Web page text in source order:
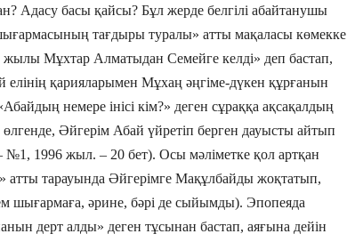
Адасу басы қайсы? Бұл жерде белгілі абайтанушы
тағдыры туралы» атты мақаласы көмекке
Мұхтар Алматыдан Семейге келді» деп бастап,
қарияларымен Мұхаң әңгіме-дүкен құрғанын
немере інісі кім?» деген сұраққа ақсақалдың
өлгенде, Әйгерім Абай үйретіп берген дауысты айтып
№1, 1996 жыл. – 20 бет). Осы мәліметке қол артқан
тарауында Әйгерімге Мақұлбайды жоқтатып,
шығармаға, әрине, бәрі де сыйымды). Эпопеяда
дерт алды» деген тұсынан бастап, аяғына дейін